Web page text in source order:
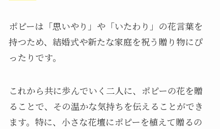
ポピーは「思いやり」や「いたわり」の花言葉を
持つため、結婚式や新たな家庭を祝う贈り物にぴ
ったりです。
これから共に歩んでいく二人に、ポピーの花を贈
ることで、その温かな気持ちを伝えることができ
ます。特に、小さな花壇にポピーを植えて贈るの